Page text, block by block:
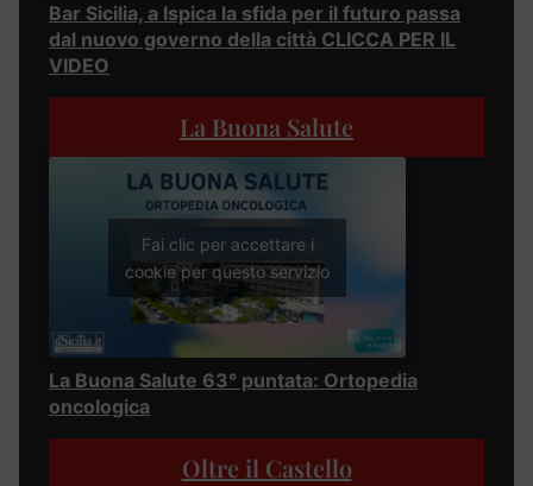
Bar Sicilia, a Ispica la sfida per il futuro passa
dal nuovo governo della città CLICCA PER IL
VIDEO
La Buona Salute
Fai clic per accettare i
cookie per questo servizio
La Buona Salute 63° puntata: Ortopedia
oncologica
Oltre il Castello